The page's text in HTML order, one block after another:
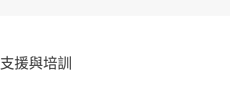
支援與培訓